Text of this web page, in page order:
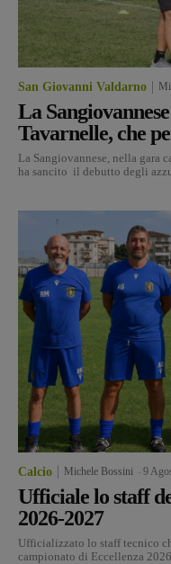
San Giovanni Valdarno
La
Tavarnelle, che
La Sangiovannese, nella gara
ha sancito il debutto degli
Calcio Michele Bossini 9
Ufficiale lo staff
2026-2027
Ufficializzato lo staff tecnico
campionato di Eccellenza